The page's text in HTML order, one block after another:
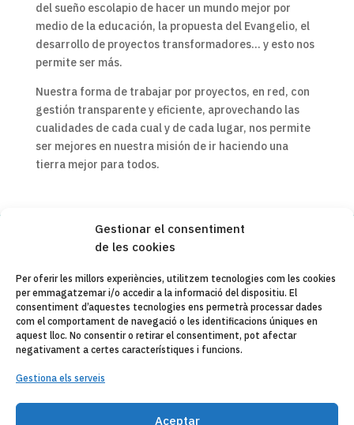
Gestionar el consentiment
de les cookies
Per oferir les millors experiències, utilitzem tecnologies com les cookies
per emmagatzemar i/o accedir a la informació del dispositiu. El
consentiment d’aquestes tecnologies ens permetrà processar dades
com el comportament de navegació o les identificacions úniques en
aquest lloc. No consentir o retirar el consentiment, pot afectar
negativament a certes característiques i funcions.
Gestiona els serveis
Aceptar
del sueño escolapio de hacer un mundo mejor por
medio de la educación, la propuesta del Evangelio, el
desarrollo de proyectos transformadores… y esto nos
permite ser más.
Nuestra forma de trabajar por proyectos, en red, con
gestión transparente y eficiente, aprovechando las
cualidades de cada cual y de cada lugar, nos permite
ser mejores en nuestra misión de ir haciendo una
tierra mejor para todos.
Copyleft 2025Itaka-Escolapios
AVÍS LEGAL
POLÍTICA DE PRIVACITAT
ENTITATS COL·LABORADES